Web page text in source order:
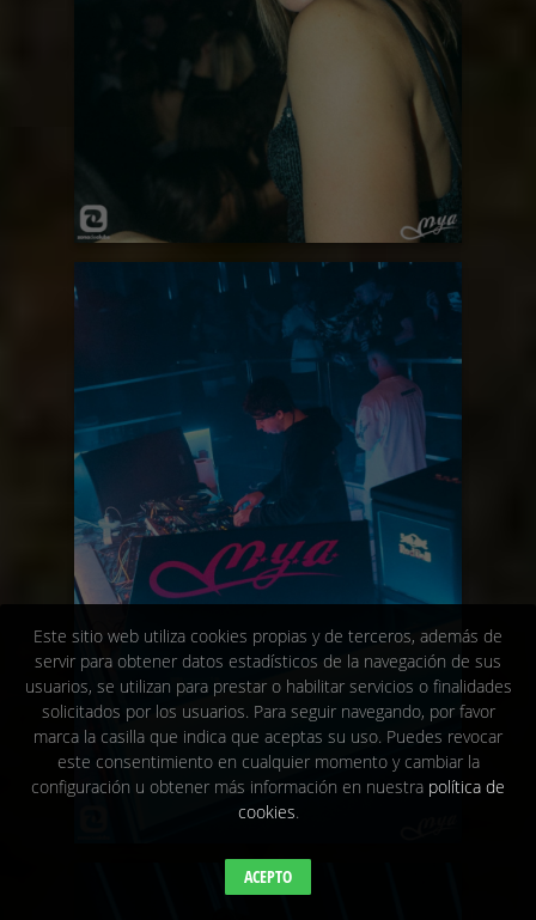
Este sitio web utiliza cookies propias y de terceros, además de
servir para obtener datos estadísticos de la navegación de sus
usuarios, se utilizan para prestar o habilitar servicios o finalidades
solicitados por los usuarios. Para seguir navegando, por favor
marca la casilla que indica que aceptas su uso. Puedes revocar
este consentimiento en cualquier momento y cambiar la
configuración u obtener más información en nuestra política de
cookies.
ACEPTO